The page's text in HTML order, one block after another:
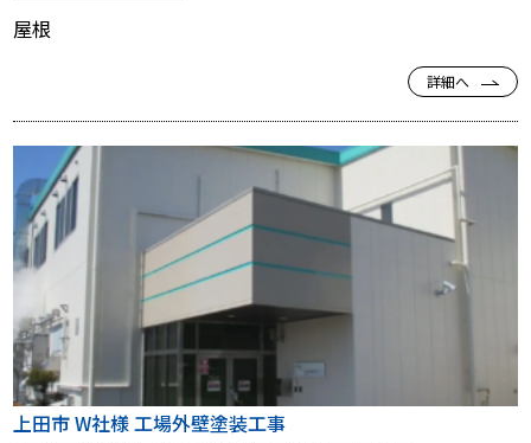
屋根
詳細へ
上田市 W社様 工場外壁塗装工事